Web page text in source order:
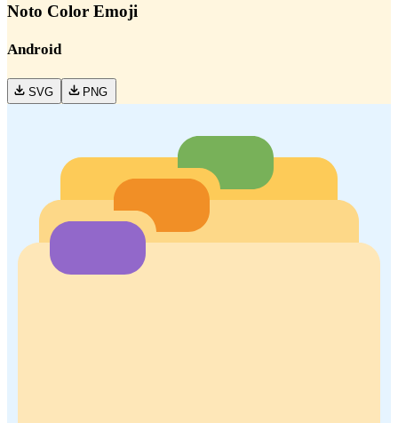
Noto Color Emoji
Android
SVG PNG